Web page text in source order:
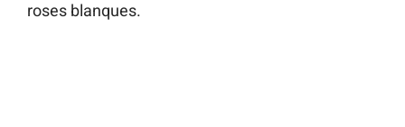
roses blanques.